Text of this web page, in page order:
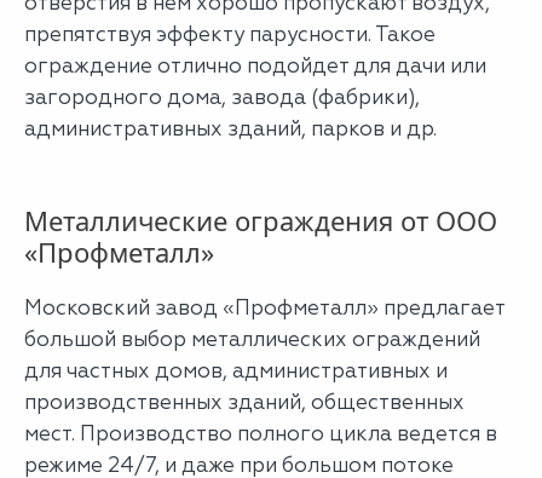
препятствуя эффекту парусности. Такое
ограждение отлично подойдет для дачи или
загородного дома, завода (фабрики),
административных зданий, парков и др.
Металлические ограждения от ООО
«Профметалл»
Московский завод «Профметалл» предлагает
большой выбор металлических ограждений
для частных домов, административных и
производственных зданий, общественных
мест. Производство полного цикла ведется в
режиме 24/7, и даже при большом потоке